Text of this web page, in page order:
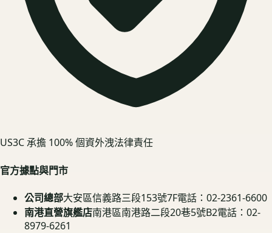
US3C 承擔 100% 個資外洩法律責任
官方據點與門市
公司總部大安區信義路三段153號7F電話：02-2361-6600
南港直營旗艦店南港區南港路二段20巷5號B2電話：02-
8979-6261